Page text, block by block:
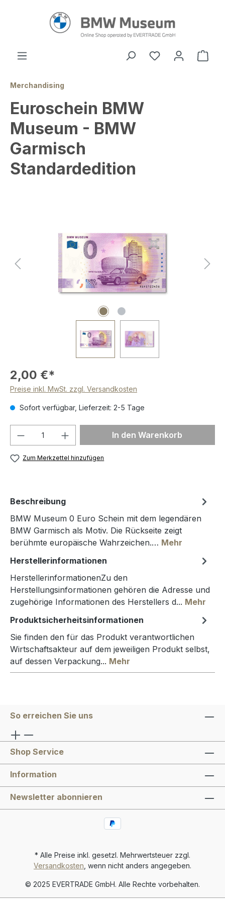
Merchandising
Euroschein BMW
Museum - BMW
Garmisch
Standardedition
2,00 €*
Preise inkl. MwSt. zzgl. Versandkosten
Sofort verfügbar, Lieferzeit: 2-5 Tage
Produkt Anzahl: Gib denIn den Warenkorb
Zum Merkzettel hinzufügen
Beschreibung
BMW Museum 0 Euro Schein mit dem legendären
BMW Garmisch als Motiv. Die Rückseite zeigt
berühmte europäische Wahrzeichen.… Mehr
Herstellerinformationen
HerstellerinformationenZu den
Herstellungsinformationen gehören die Adresse und
zugehörige Informationen des Herstellers d... Mehr
Produktsicherheitsinformationen
Sie finden den für das Produkt verantwortlichen
Wirtschaftsakteur auf dem jeweiligen Produkt selbst,
auf dessen Verpackung... Mehr
So erreichen Sie uns
Shop Service
Information
Newsletter abonnieren
* Alle Preise inkl. gesetzl. Mehrwertsteuer zzgl.
Versandkosten, wenn nicht anders angegeben.
© 2025 EVERTRADE GmbH. Alle Rechte vorbehalten.